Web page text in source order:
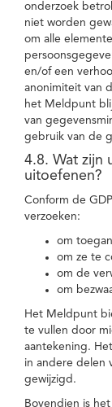
onderzoek
niet worden
om alle
en/of een
anonimiteit van
het Meldpunt
van
gebruik van de
4.8. Wat zijn
uitoefenen?
Conform de
verzoeken:
om
om ze te
om de
om
Het Meldpunt
te vullen door
aantekening.
in andere delen
gewijzigd.
Bovendien is